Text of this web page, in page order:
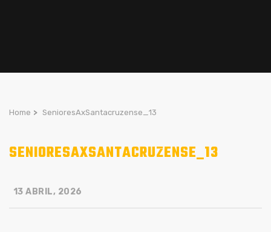
Home > SenioresAxSantacruzense_13
SENIORESAXSANTACRUZENSE_13
13 ABRIL, 2026